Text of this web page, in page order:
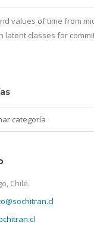
values of time from
latent classes for
Chile.